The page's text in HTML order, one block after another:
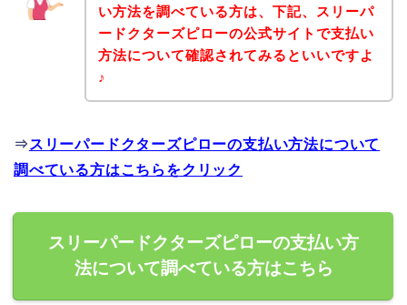
い方法を調べている方は、下記、スリーパ
ードクターズピローの公式サイトで支払い
方法について確認されてみるといいですよ
♪
⇒ スリーパードクターズピローの支払い方法について
調べている方はこちらをクリック
スリーパードクターズピローの支払い方
法について調べている方はこちら